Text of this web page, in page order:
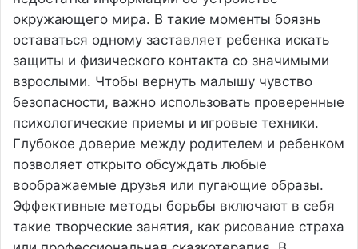
окружающего мира. В такие моменты боязнь
оставаться одному заставляет ребенка искать
защиты и физического контакта со значимыми
взрослыми. Чтобы вернуть малышу чувство
безопасности, важно использовать проверенные
психологические приемы и игровые техники.
Глубокое доверие между родителем и ребенком
позволяет открыто обсуждать любые
воображаемые друзья или пугающие образы.
Эффективные методы борьбы включают в себя
такие творческие занятия, как рисование страха